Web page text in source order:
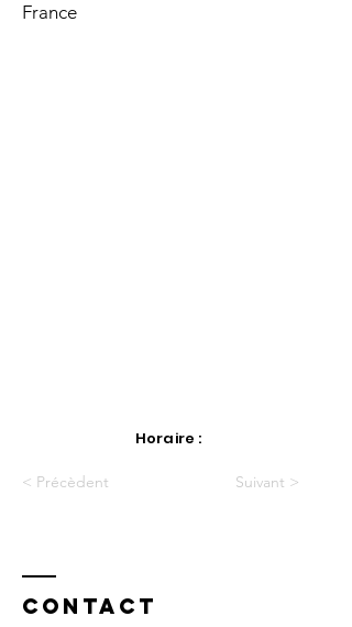
France
Horaire :
< Précèdent Suivant >
Contact